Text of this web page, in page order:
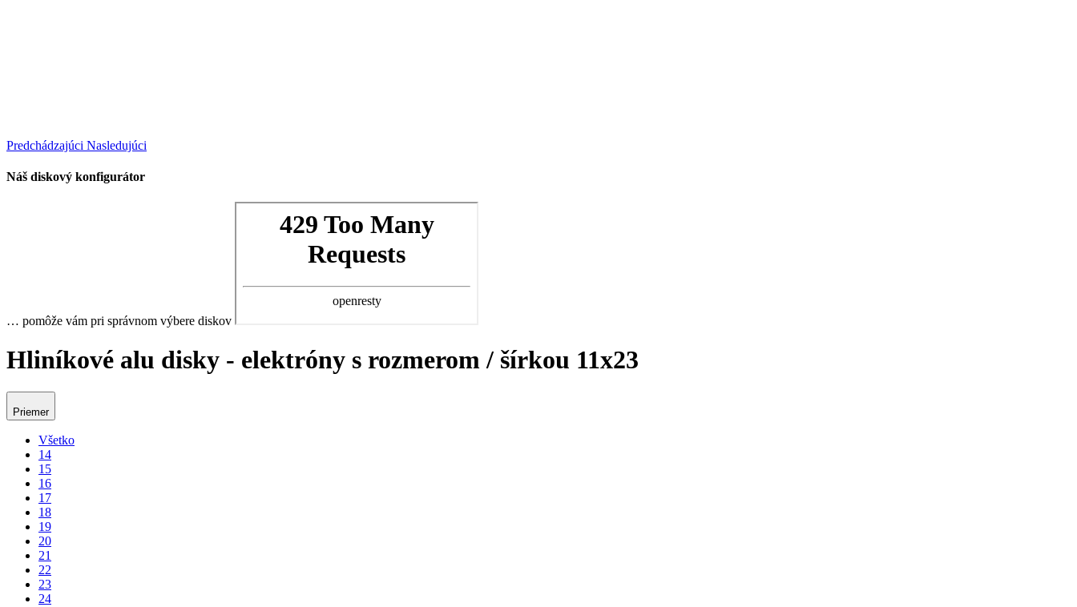
Predchádzajúci Nasledujúci
Náš diskový konfigurátor
… pomôže vám pri správnom výbere diskov
Hliníkové alu disky - elektróny s rozmerom / šírkou 11x23
Priemer
Všetko
14
15
16
17
18
19
20
21
22
23
24